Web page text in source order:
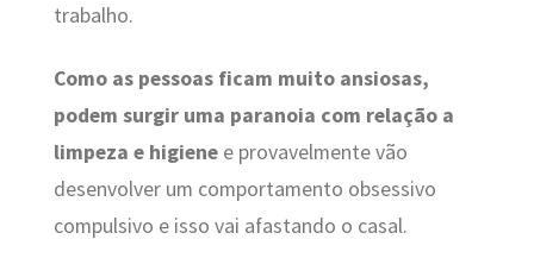
trabalho.
Como as pessoas ficam muito ansiosas,
podem surgir uma paranoia com relação a
limpeza e higienee provavelmente vão
desenvolver um comportamento obsessivo
compulsivo e isso vai afastando o casal.